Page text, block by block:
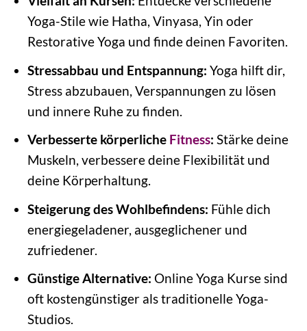
Yoga-Stile wie Hatha, Vinyasa, Yin oder
Restorative Yoga und finde deinen Favoriten.
Stressabbau und Entspannung: Yoga hilft dir,
Stress abzubauen, Verspannungen zu lösen
und innere Ruhe zu finden.
Verbesserte körperliche Fitness: Stärke deine
Muskeln, verbessere deine Flexibilität und
deine Körperhaltung.
Steigerung des Wohlbefindens: Fühle dich
energiegeladener, ausgeglichener und
zufriedener.
Günstige Alternative: Online Yoga Kurse sind
oft kostengünstiger als traditionelle Yoga-
Studios.